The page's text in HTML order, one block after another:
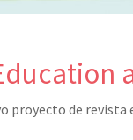
proyecto de